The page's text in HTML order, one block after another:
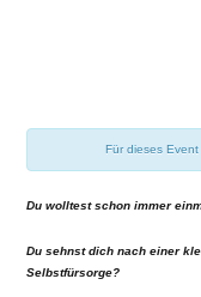
Für dieses
Du wolltest schon immer
Du sehnst dich nach einer
Selbstfürsorge?